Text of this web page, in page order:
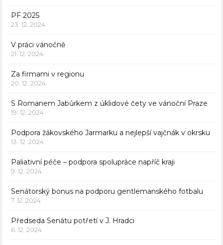
PF 2025
23. 12. 2024
V práci vánočně
21. 12. 2024
Za firmami v regionu
20. 12. 2024
S Romanem Jabůrkem z úklidové čety ve vánoční Praze
19. 12. 2024
Podpora žákovského Jarmarku a nejlepší vajčnák v okrsku
13. 12. 2024
Paliativní péče – podpora spolupráce napříč kraji
9. 12. 2024
Senátorský bonus na podporu gentlemanského fotbalu
7. 12. 2024
Předseda Senátu potřetí v J. Hradci
6. 12. 2024